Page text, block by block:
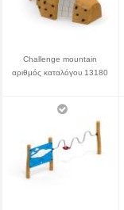
Challenge mountain
αριθμός καταλόγου 13180